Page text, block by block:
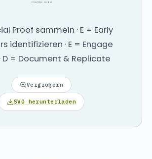
ITERATIVER PROZESS
Proof sammeln · E = Early
identifizieren · E = Engage
D = Document & Replicate
Vergrößern
SVG herunterladen